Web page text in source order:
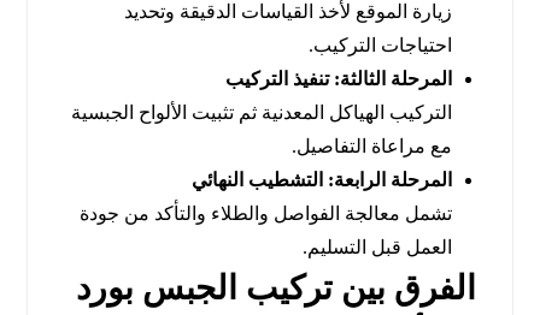
زيارة الموقع لأخذ القياسات الدقيقة وتحديد
احتياجات التركيب.
المرحلة الثالثة: تنفيذ التركيب
التركيب الهياكل المعدنية ثم تثبيت الألواح الجبسية
مع مراعاة التفاصيل.
المرحلة الرابعة: التشطيب النهائي
تشمل معالجة الفواصل والطلاء والتأكد من جودة
العمل قبل التسليم.
الفرق بين تركيب الجبس بورد